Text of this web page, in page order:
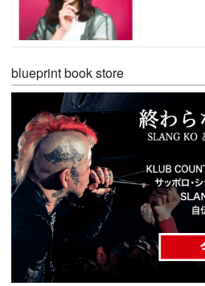
blueprint book store